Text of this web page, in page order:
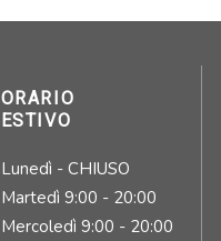
ORARIO
ESTIVO
Lunedì - CHIUSO
Martedì 9:00 - 20:00
Mercoledì 9:00 - 20:00